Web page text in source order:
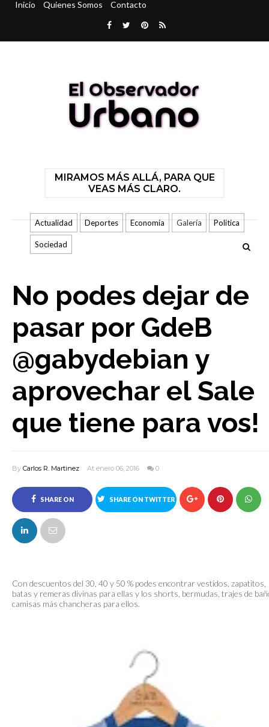
Inicio Quienes Somos Contacto
MIRAMOS MÁS ALLÁ, PARA QUE
VEAS MÁS CLARO.
Actualidad Deportes Economía Galería Politica
Sociedad
No podes dejar de
pasar por GdeB
@gabydebian y
aprovechar el Sale
que tiene para vos!
By Carlos R. Martinez At enero 06, 2016 0
SHARE ON
FACEBOOK
SHARE ON TWITTER
Con descuentos del 30, 40 y 50 % podes encontrar vestidos, zapatitos,
batas y remeras divinas para ellas y los shorts, bermudas, trajes de
camisas más chancheras para ellos.